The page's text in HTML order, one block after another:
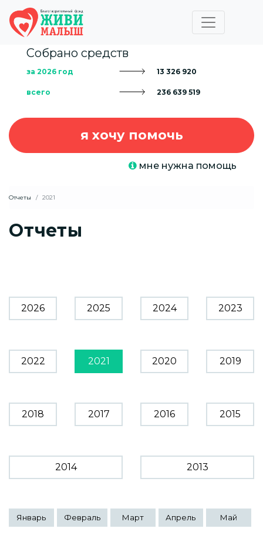
Собрано средств
за 2026 год 13 326 920
всего 236 639 519
я хочу помочь
мне нужна помощь
Отчеты 2021
Отчеты
2026 2025 2024 2023
2022 2021 2020 2019
2018 2017 2016 2015
2014 2013
Январь Февраль Март Апрель Май